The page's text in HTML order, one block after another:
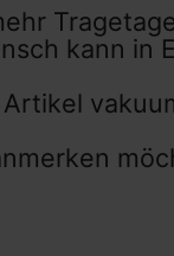
kann in